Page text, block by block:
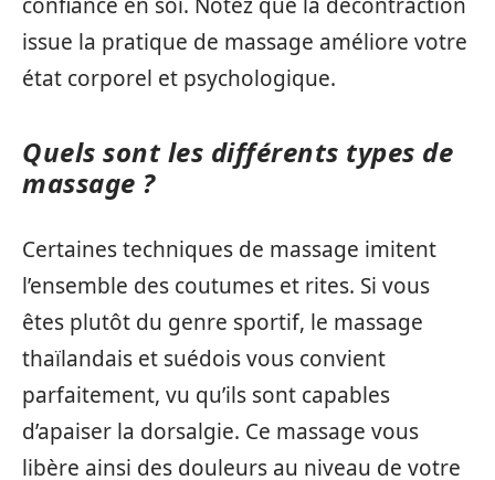
issue la pratique de massage améliore votre
état corporel et psychologique.
Quels sont les différents types de
massage ?
Certaines techniques de massage imitent
l’ensemble des coutumes et rites. Si vous
êtes plutôt du genre sportif, le massage
thaïlandais et suédois vous convient
parfaitement, vu qu’ils sont capables
d’apaiser la dorsalgie. Ce massage vous
libère ainsi des douleurs au niveau de votre